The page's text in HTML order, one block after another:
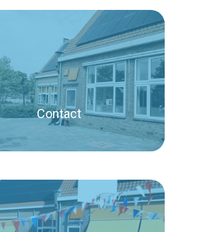
Lees verder
Contact